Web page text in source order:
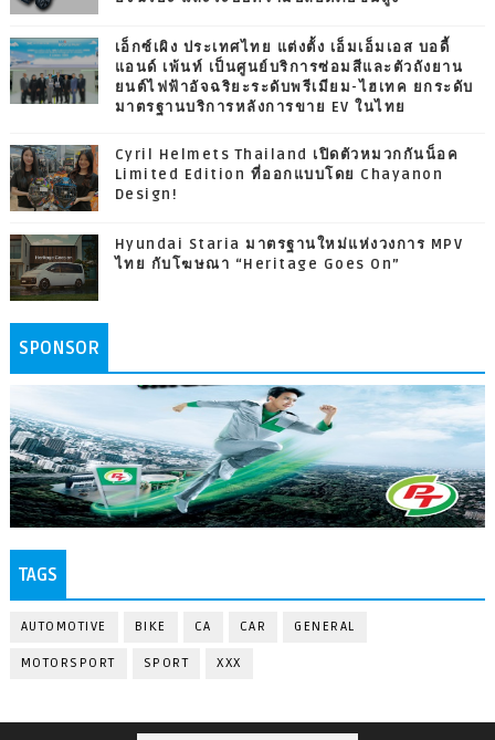
เอ็กซ์เผิง ประเทศไทย แต่งตั้ง เอ็มเอ็มเอส บอดี้
แอนด์ เพ้นท์ เป็นศูนย์บริการซ่อมสีและตัวถังยาน
ยนต์ไฟฟ้าอัจฉริยะระดับพรีเมียม-ไฮเทค ยกระดับ
มาตรฐานบริการหลังการขาย EV ในไทย
Cyril Helmets Thailand เปิดตัวหมวกกันน็อค
Limited Edition ที่ออกแบบโดย Chayanon
Design!
Hyundai Staria มาตรฐานใหม่แห่งวงการ MPV
ไทย กับโฆษณา “Heritage Goes On”
SPONSOR
TAGS
AUTOMOTIVE BIKE CA CAR GENERAL
MOTORSPORT SPORT XXX